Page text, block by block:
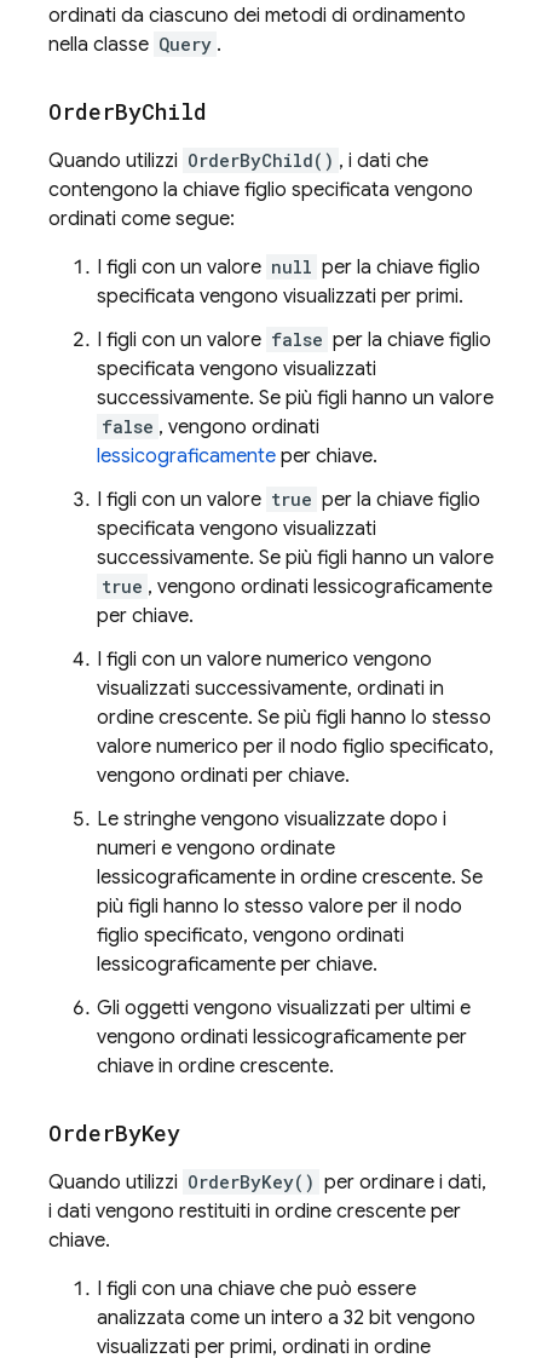
ordinati da ciascuno dei metodi di ordinamento
nella classe Query .
OrderByChild
Quando utilizzi OrderByChild() , i dati che
contengono la chiave figlio specificata vengono
ordinati come segue:
I figli con un valore null per la chiave figlio
specificata vengono visualizzati per primi.
I figli con un valore false per la chiave figlio
specificata vengono visualizzati
successivamente. Se più figli hanno un valore
false , vengono ordinati
lessicograficamente per chiave.
I figli con un valore true per la chiave figlio
specificata vengono visualizzati
successivamente. Se più figli hanno un valore
true , vengono ordinati lessicograficamente
per chiave.
I figli con un valore numerico vengono
visualizzati successivamente, ordinati in
ordine crescente. Se più figli hanno lo stesso
valore numerico per il nodo figlio specificato,
vengono ordinati per chiave.
Le stringhe vengono visualizzate dopo i
numeri e vengono ordinate
lessicograficamente in ordine crescente. Se
più figli hanno lo stesso valore per il nodo
figlio specificato, vengono ordinati
lessicograficamente per chiave.
Gli oggetti vengono visualizzati per ultimi e
vengono ordinati lessicograficamente per
chiave in ordine crescente.
OrderByKey
Quando utilizzi OrderByKey() per ordinare i dati,
i dati vengono restituiti in ordine crescente per
chiave.
I figli con una chiave che può essere
analizzata come un intero a 32 bit vengono
visualizzati per primi, ordinati in ordine